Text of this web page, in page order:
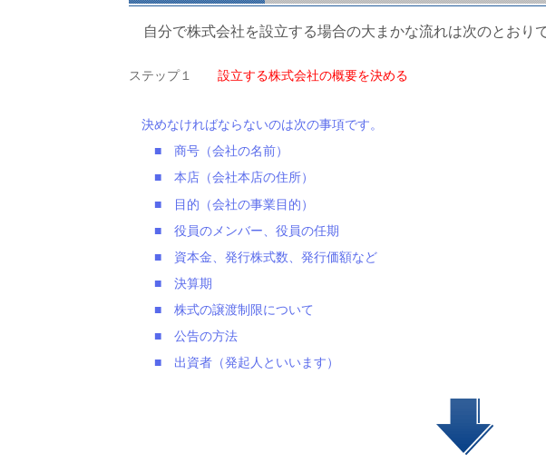
自分で株式会社を設立する場合の大まかな流れは次のとおりで
ステップ１ 設立する株式会社の概要を決める
決めなければならないのは次の事項です。
■ 商号（会社の名前）
■ 本店（会社本店の住所）
■ 目的（会社の事業目的）
■ 役員のメンバー、役員の任期
■ 資本金、発行株式数、発行価額など
■ 決算期
■ 株式の譲渡制限について
■ 公告の方法
■ 出資者（発起人といいます）